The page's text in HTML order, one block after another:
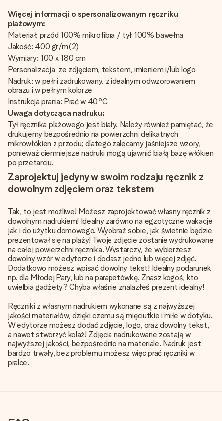
Więcej informacji o spersonalizowanym ręczniku
plażowym:
Materiał: przód 100% mikrofibra / tył 100% bawełna
Jakość: 400 gr/m(2)
Wymiary: 100 x 180 cm
Personalizacja: ze zdjęciem, tekstem, imieniem i/lub logo
Nadruk: w pełni zadrukowany, z idealnym odwzorowaniem
obrazu i w pełnym kolorze
Instrukcja prania: Prać w 40°C
Uwaga dotycząca nadruku:
Tył ręcznika plażowego jest biały. Należy również pamiętać, że
drukujemy bezpośrednio na powierzchni delikatnych
mikrowłókien z przodu; dlatego zalecamy jaśniejsze wzory,
ponieważ ciemniejsze nadruki mogą ujawnić białą bazę włókien
po przetarciu.
Zaprojektuj jedyny w swoim rodzaju ręcznik z
dowolnym zdjęciem oraz tekstem
Tak, to jest możliwe! Możesz zaprojektować własny ręcznik z
dowolnym nadrukiem! Idealny zarówno na egzotyczne wakacje
jak i do użytku domowego. Wyobraź sobie, jak świetnie będzie
prezentował się na plaży! Twoje zdjęcie zostanie wydrukowane
na całej powierzchni ręcznika. Wystarczy, że wybierzesz
dowolny wzór w edytorze i dodasz jedno lub więcej zdjęć.
Dodatkowo możesz wpisać dowolny tekst! Idealny podarunek
np. dla Młodej Pary, lub na parapetówkę. Znasz kogoś, kto
uwielbia gadżety? Chyba właśnie znalazłeś prezent idealny!
Ręczniki z własnym nadrukiem wykonane są z najwyższej
jakości materiałów, dzięki czemu są mięciutkie i miłe w dotyku.
W edytorze możesz dodać zdjęcie, logo, oraz dowolny tekst,
a nawet stworzyć kolaż! Zdjęcia nadrukowane zostają w
najwyższej jakości, bezpośrednio na materiale. Nadruk jest
bardzo trwały, bez problemu możesz więc prać ręczniki w
pralce.